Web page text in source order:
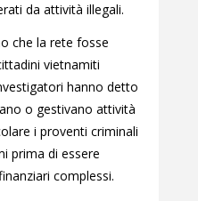
da attività illegali.
che la rete fosse
vietnamiti
hanno detto
o gestivano attività
i proventi criminali
prima di essere
complessi.